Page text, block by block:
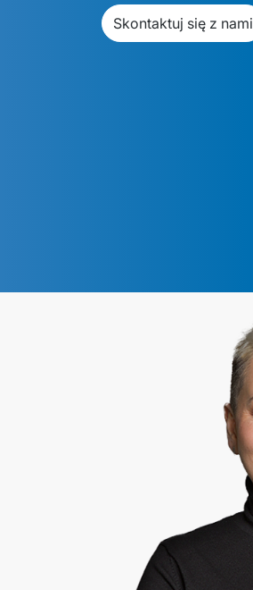
Skontaktuj się z nami